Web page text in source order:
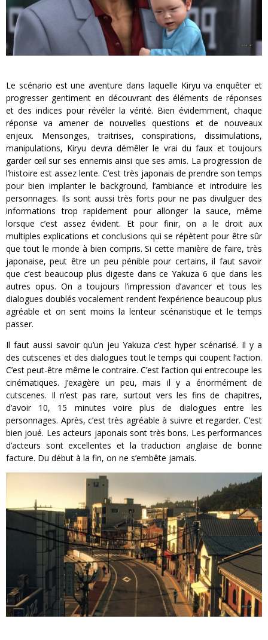
Le scénario est une aventure dans laquelle Kiryu va enquêter et
progresser gentiment en découvrant des éléments de réponses
et des indices pour révéler la vérité. Bien évidemment, chaque
réponse va amener de nouvelles questions et de nouveaux
enjeux. Mensonges, traitrises, conspirations, dissimulations,
manipulations, Kiryu devra démêler le vrai du faux et toujours
garder œil sur ses ennemis ainsi que ses amis. La progression de
l’histoire est assez lente. C’est très japonais de prendre son temps
pour bien implanter le background, l’ambiance et introduire les
personnages. Ils sont aussi très forts pour ne pas divulguer des
informations trop rapidement pour allonger la sauce, même
lorsque c’est assez évident. Et pour finir, on a le droit aux
multiples explications et conclusions qui se répètent pour être sûr
que tout le monde à bien compris. Si cette manière de faire, très
japonaise, peut être un peu pénible pour certains, il faut savoir
que c’est beaucoup plus digeste dans ce Yakuza 6 que dans les
autres opus. On a toujours l’impression d’avancer et tous les
dialogues doublés vocalement rendent l’expérience beaucoup plus
agréable et on sent moins la lenteur scénaristique et le temps
passer.
Il faut aussi savoir qu’un jeu Yakuza c’est hyper scénarisé. Il y a
des cutscenes et des dialogues tout le temps qui coupent l’action.
C’est peut-être même le contraire. C’est l’action qui entrecoupe les
cinématiques. J’exagère un peu, mais il y a énormément de
cutscenes. Il n’est pas rare, surtout vers les fins de chapitres,
d’avoir 10, 15 minutes voire plus de dialogues entre les
personnages. Après, c’est très agréable à suivre et regarder. C’est
bien joué. Les acteurs japonais sont très bons. Les performances
d’acteurs sont excellentes et la traduction anglaise de bonne
facture. Du début à la fin, on ne s’embête jamais.